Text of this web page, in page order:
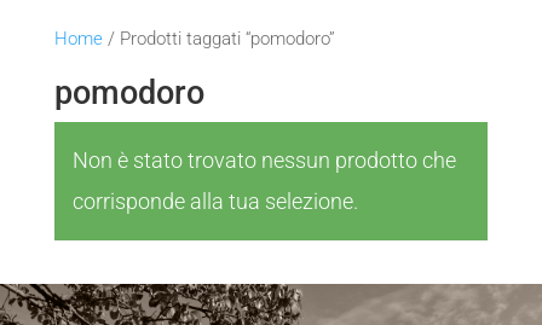
Home/ Prodotti taggati “pomodoro”
pomodoro
Non è stato trovato nessun prodotto che
corrisponde alla tua selezione.